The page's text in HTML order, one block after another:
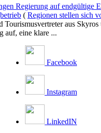
Regierung auf endgültige
( Regionen stellen sich
Tourismusvertreter aus Skyros
auf, eine klare ...
Facebook
Instagram
LinkedIN